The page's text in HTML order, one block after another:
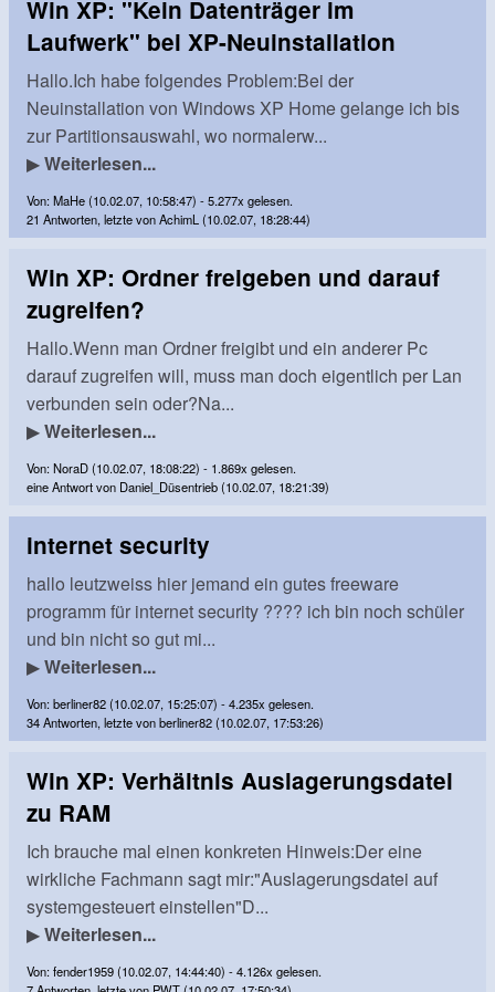
Win XP: "Kein Datenträger im
Laufwerk" bei XP-Neuinstallation
Hallo.Ich habe folgendes Problem:Bei der
Neuinstallation von Windows XP Home gelange ich bis
zur Partitionsauswahl, wo normalerw...
▶Weiterlesen...
Von: MaHe (10.02.07, 10:58:47) - 5.277x gelesen.
21 Antworten, letzte von AchimL (10.02.07, 18:28:44)
Win XP: Ordner freigeben und darauf
zugreifen?
Hallo.Wenn man Ordner freigibt und ein anderer Pc
darauf zugreifen will, muss man doch eigentlich per Lan
verbunden sein oder?Na...
▶Weiterlesen...
Von: NoraD (10.02.07, 18:08:22) - 1.869x gelesen.
eine Antwort von Daniel_Düsentrieb (10.02.07, 18:21:39)
internet security
hallo leutzweiss hier jemand ein gutes freeware
programm für internet security ???? ich bin noch schüler
und bin nicht so gut mi...
▶Weiterlesen...
Von: berliner82 (10.02.07, 15:25:07) - 4.235x gelesen.
34 Antworten, letzte von berliner82 (10.02.07, 17:53:26)
Win XP: Verhältnis Auslagerungsdatei
zu RAM
Ich brauche mal einen konkreten Hinweis:Der eine
wirkliche Fachmann sagt mir:"Auslagerungsdatei auf
systemgesteuert einstellen"D...
▶Weiterlesen...
Von: fender1959 (10.02.07, 14:44:40) - 4.126x gelesen.